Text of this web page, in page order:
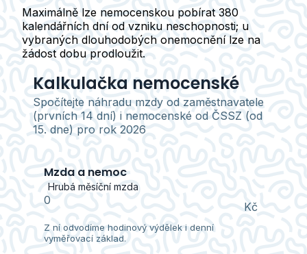
Maximálně lze nemocenskou pobírat 380
kalendářních dníod vzniku neschopnosti; u
vybraných dlouhodobých onemocnění lze na
žádost dobu prodloužit.
Kalkulačka nemocenské
Spočítejte náhradu mzdy od zaměstnavatele
(prvních 14 dní) i nemocenské od ČSSZ (od
15. dne) pro rok 2026
Mzda a nemoc
Hrubá měsíční mzda
Kč
Z ní odvodíme hodinový výdělek i denní
vyměřovací základ.